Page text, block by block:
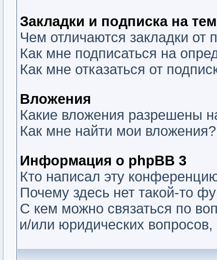
Закладки и подписка на
Чем отличаются закладки от
Как мне подписаться на
Как мне отказаться от
Вложения
Какие вложения разрешены
Как мне найти мои вложения?
Информация о phpBB 3
Кто написал эту
Почему здесь нет такой-то
С кем можно связаться по
и/или юридических